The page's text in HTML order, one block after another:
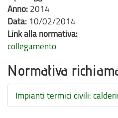
Anno: 2014
Data: 10/02/2014
Link alla normativa:
collegamento
Normativa
Impianti termici civili: